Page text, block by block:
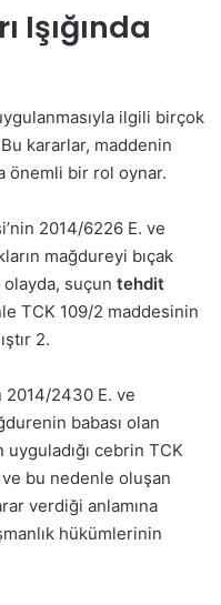
Işığında
ilgili birçok
kararlar, maddenin
önemli bir rol oynar.
2014/6226 E. ve
mağdureyi bıçak
olayda, suçun tehdit
TCK 109/2 maddesinin
2.
2014/2430 E. ve
babası olan
cebrin TCK
bu nedenle oluşan
verdiği anlamına
hükümlerinin